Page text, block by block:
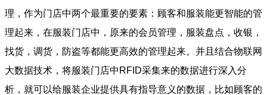
理，作为门店中两个最重要的要素：顾客和服装能更智能的管
理起来，在服装门店中，原来的会员管理，服装盘点，收银，
找货，调货，防盗等都能更高效的管理起来。并且结合物联网
大数据技术，将服装门店中RFID采集来的数据进行深入分
析，就可以给服装企业提供具有指导意义的数据，比如顾客的